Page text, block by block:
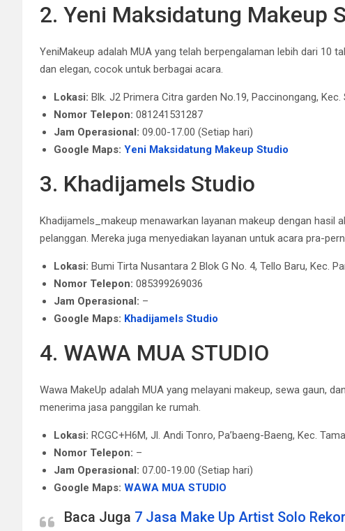
2. Yeni Maksidatung Makeup
YeniMakeup adalah MUA yang telah berpengalaman lebih dari 10
dan elegan, cocok untuk berbagai acara.
Lokasi: Blk. J2 Primera Citra garden No.19, Paccinongang,
Nomor Telepon: 081241531287
Jam Operasional: 09.00-17.00 (Setiap hari)
Google Maps: Yeni Maksidatung Makeup Studio
3. Khadijamels Studio
Khadijamels_makeup menawarkan layanan makeup dengan hasil
pelanggan. Mereka juga menyediakan layanan untuk acara pra-
Lokasi: Bumi Tirta Nusantara 2 Blok G No. 4, Tello Baru, Kec.
Nomor Telepon: 085399269036
Jam Operasional: –
Google Maps: Khadijamels Studio
4. WAWA MUA STUDIO
Wawa MakeUp adalah MUA yang melayani makeup, sewa gaun,
menerima jasa panggilan ke rumah.
Lokasi: RCGC+H6M, Jl. Andi Tonro, Pa’baeng-Baeng, Kec.
Nomor Telepon: –
Jam Operasional: 07.00-19.00 (Setiap hari)
Google Maps: WAWA MUA STUDIO
Baca Juga 7 Jasa Make Up Artist Solo